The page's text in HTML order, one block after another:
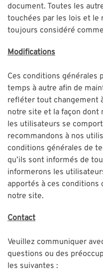
document. Toutes les
touchées par les lois et le
toujours considéré
Modifications
Ces conditions générales
temps à autre afin de
refléter tout changement
notre site et la façon dont
les utilisateurs se
recommandons à nos
conditions générales de
qu’ils sont informés de
informerons les
apportés à ces conditions
notre site.
Contact
Veuillez communiquer
questions ou des
les suivantes :